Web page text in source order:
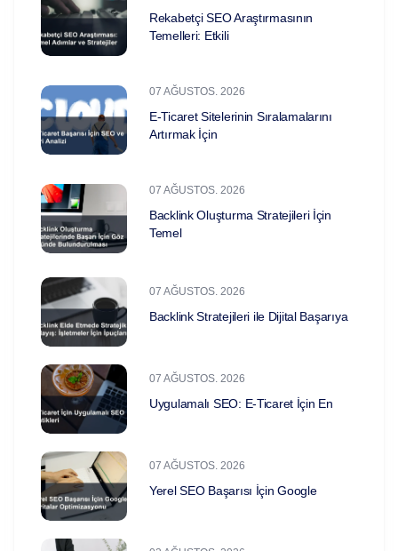
Rekabetçi SEO Araştırmasının
Temelleri: Etkili
07 AĞUSTOS. 2026
E-Ticaret Sitelerinin Sıralamalarını
Artırmak İçin
07 AĞUSTOS. 2026
Backlink Oluşturma Stratejileri İçin
Temel
07 AĞUSTOS. 2026
Backlink Stratejileri ile Dijital Başarıya
07 AĞUSTOS. 2026
Uygulamalı SEO: E-Ticaret İçin En
07 AĞUSTOS. 2026
Yerel SEO Başarısı İçin Google